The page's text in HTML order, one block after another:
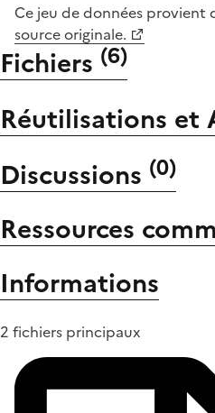
Ce jeu de données provient
source originale.
Fichiers (6)
Réutilisations et
Discussions (0)
Ressources
Informations
2 fichiers principaux